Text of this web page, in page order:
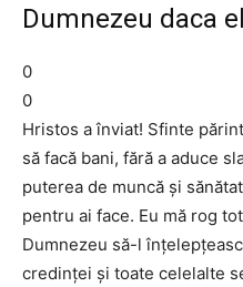
Dumnezeu daca
0
0
Hristos a înviat! Sfinte
să facă bani, fără a aduce
puterea de muncă și
pentru ai face. Eu mă rog
Dumnezeu să-l
credinței și toate celelalte